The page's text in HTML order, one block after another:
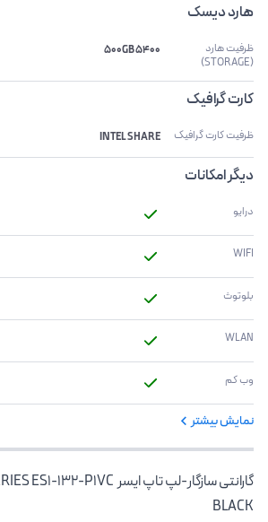
هارد دیسک
(STORAGE)
500GB 5400
کارت گرافیک
ظرفیت کارت گرافیک INTEL SHARE
دیگر امکانات
درایو
WIFI
بلوتوث
WLAN
وب کم
نمایش بیشتر
گارانتی سازگار-لپ تاپ ایسر ES1 SERIES ES1-132-P1VC
BLACK